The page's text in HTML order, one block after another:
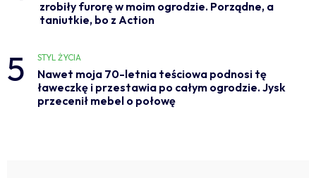
zrobiły furorę w moim ogrodzie. Porządne, a
taniutkie, bo z Action
5 STYL ŻYCIA
Nawet moja 70-letnia teściowa podnosi tę
ławeczkę i przestawia po całym ogrodzie. Jysk
przecenił mebel o połowę